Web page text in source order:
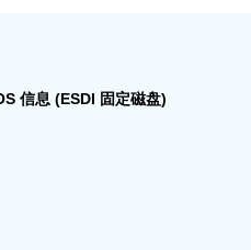
信息 (ESDI 固定磁盘)